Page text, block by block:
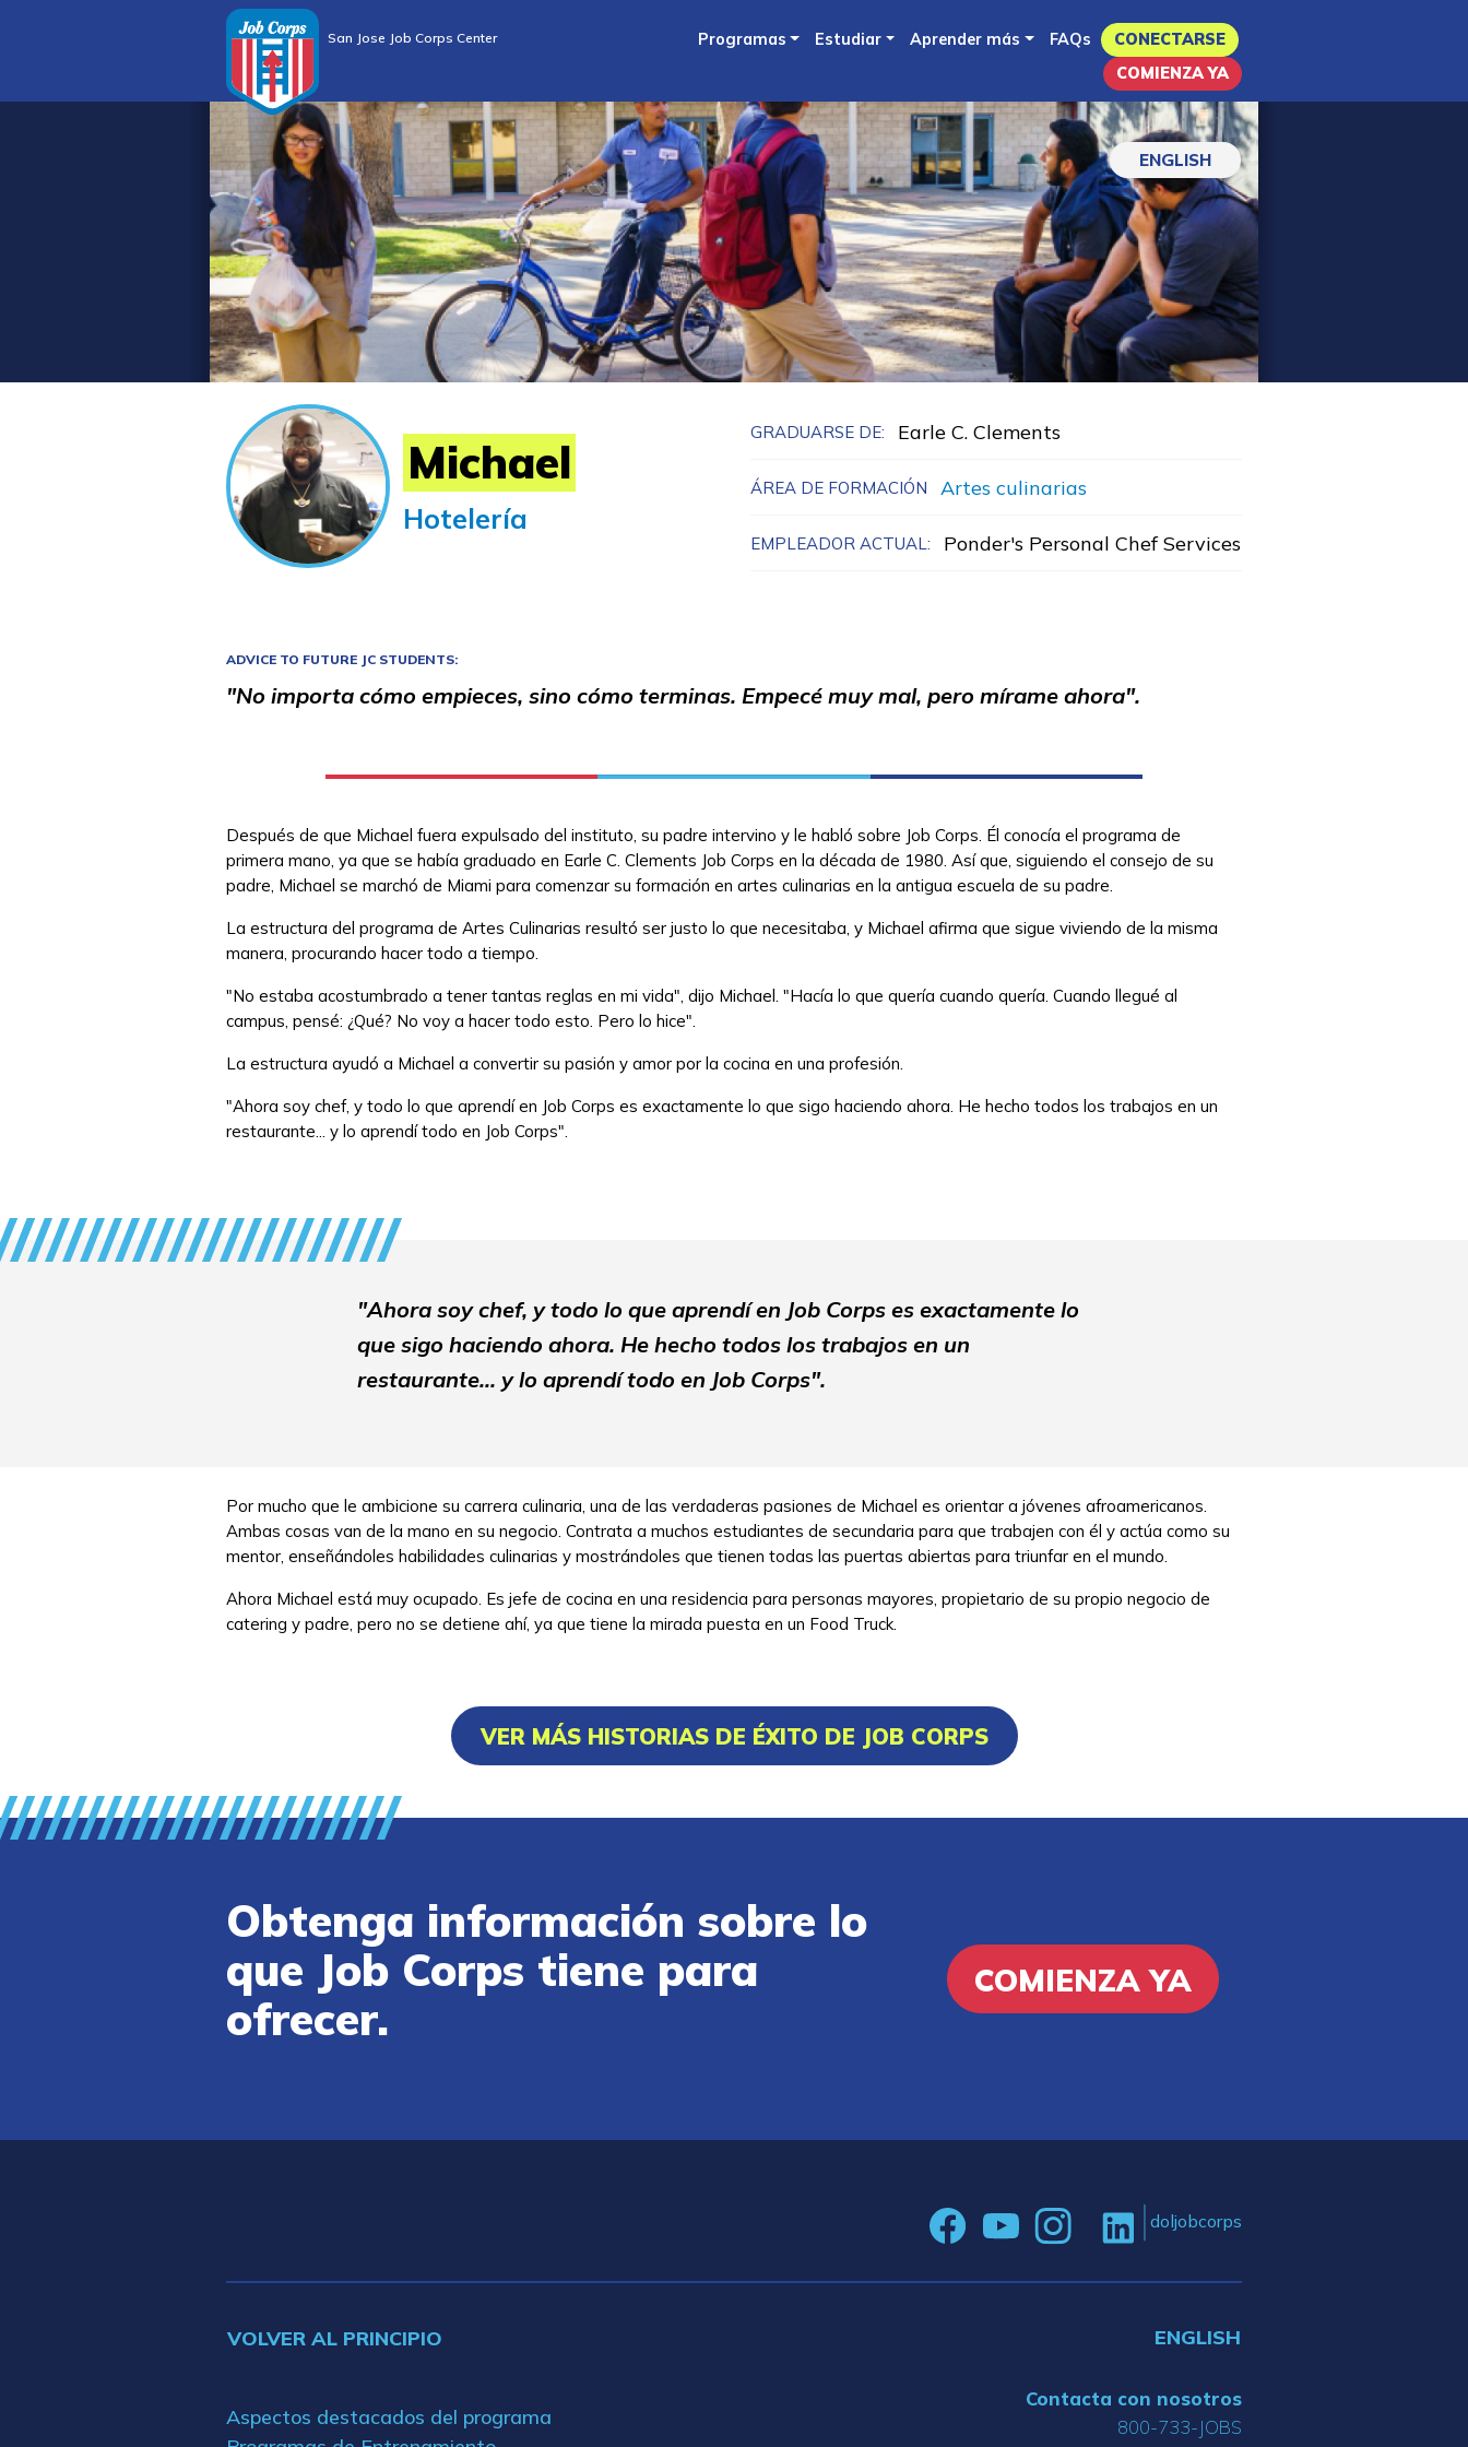
to
content
San Jose Job Corps Center Programas Estudiar Aprender más FAQs
CONECTARSE
COMIENZA YA
ENGLISH
Michael
Hotelería
GRADUARSE DE: Earle C. Clements
ÁREA DE FORMACIÓN Artes culinarias
EMPLEADOR ACTUAL: Ponder's Personal Chef Services
ADVICE TO FUTURE JC STUDENTS:
"No importa cómo empieces, sino cómo terminas. Empecé muy mal, pero mírame ahora".
Después de que Michael fuera expulsado del instituto, su padre intervino y le habló sobre Job Corps. Él conocía el programa de
primera mano, ya que se había graduado en Earle C. Clements Job Corps en la década de 1980. Así que, siguiendo el consejo de su
padre, Michael se marchó de Miami para comenzar su formación en artes culinarias en la antigua escuela de su padre.
La estructura del programa de Artes Culinarias resultó ser justo lo que necesitaba, y Michael afirma que sigue viviendo de la misma
manera, procurando hacer todo a tiempo.
"No estaba acostumbrado a tener tantas reglas en mi vida", dijo Michael. "Hacía lo que quería cuando quería. Cuando llegué al
campus, pensé: ¿Qué? No voy a hacer todo esto. Pero lo hice".
La estructura ayudó a Michael a convertir su pasión y amor por la cocina en una profesión.
"Ahora soy chef, y todo lo que aprendí en Job Corps es exactamente lo que sigo haciendo ahora. He hecho todos los trabajos en un
restaurante... y lo aprendí todo en Job Corps".
"Ahora soy chef, y todo lo que aprendí en Job Corps es exactamente lo
que sigo haciendo ahora. He hecho todos los trabajos en un
restaurante... y lo aprendí todo en Job Corps".
Por mucho que le ambicione su carrera culinaria, una de las verdaderas pasiones de Michael es orientar a jóvenes afroamericanos.
Ambas cosas van de la mano en su negocio. Contrata a muchos estudiantes de secundaria para que trabajen con él y actúa como su
mentor, enseñándoles habilidades culinarias y mostrándoles que tienen todas las puertas abiertas para triunfar en el mundo.
Ahora Michael está muy ocupado. Es jefe de cocina en una residencia para personas mayores, propietario de su propio negocio de
catering y padre, pero no se detiene ahí, ya que tiene la mirada puesta en un Food Truck.
VER MÁS HISTORIAS DE ÉXITO DE JOB CORPS
Obtenga información sobre lo
que Job Corps tiene para
ofrecer.
COMIENZA YA
doljobcorps
VOLVER AL PRINCIPIO ENGLISH
Aspectos destacados del programa
Contacta con nosotros
800-733-JOBS